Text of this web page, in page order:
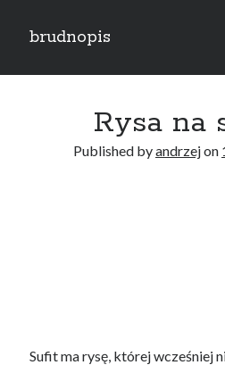
brudnopis
Sidebar
Rysa na
Published byandrzejon
Sufit ma rysę, której wcześniej